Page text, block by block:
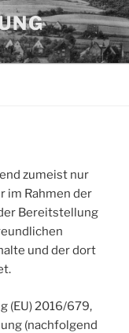
zumeist nur
im Rahmen der
Bereitstellung
und der dort
(EU) 2016/679,
(nachfolgend